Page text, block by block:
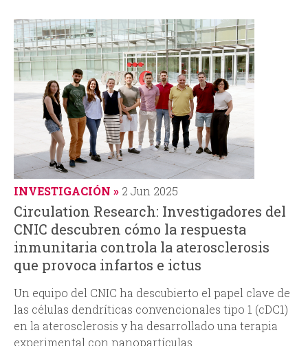
INVESTIGACIÓN 2 Jun 2025
Circulation Research: Investigadores del
CNIC descubren cómo la respuesta
inmunitaria controla la aterosclerosis
que provoca infartos e ictus
Un equipo del CNIC ha descubierto el papel clave de
las células dendríticas convencionales tipo 1 (cDC1)
en la aterosclerosis y ha desarrollado una terapia
experimental con nanopartículas